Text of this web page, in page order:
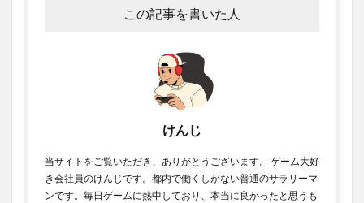
この記事を書いた人
けんじ
当サイトをご覧いただき、ありがとうございます。 ゲーム大好
き会社員のけんじです。都内で働くしがない普通のサラリーマ
ンです。毎日ゲームに熱中しており、本当に良かったと思うも